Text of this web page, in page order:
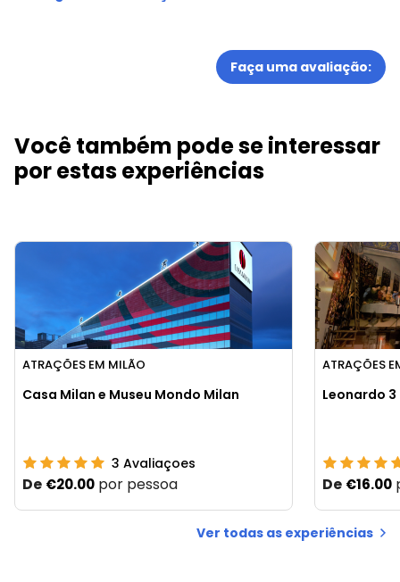
Faça uma avaliação:
Você também pode se interessar
por estas experiências
ATRAÇÕES EM MILÃO
Casa Milan e Museu Mondo Milan
3 Avaliaçoes
De €20.00 por pessoa
ATRAÇÕES
Leonardo
De €16.00
Ver todas as experiências